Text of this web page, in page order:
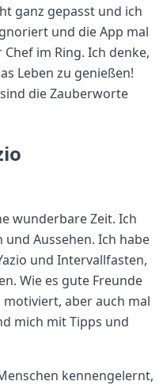
ganz gepasst und ich
und die App mal
im Ring. Ich denke,
Leben zu genießen!
die Zauberworte
wunderbare Zeit. Ich
und Aussehen. Ich habe
und Intervallfasten,
Wie es gute Freunde
aber auch mal
mich mit Tipps und
kennengelernt,